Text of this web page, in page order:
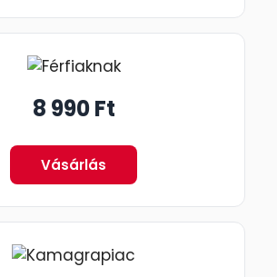
8 990 Ft
Vásárlás